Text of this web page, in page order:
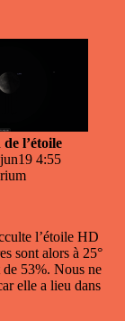
l’étoile
4:55
l’étoileHD
sont alors à 25°
53%. Nous ne
elle a lieu dans